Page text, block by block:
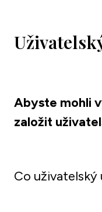
Abyste mohli
založit
Co uživatelský